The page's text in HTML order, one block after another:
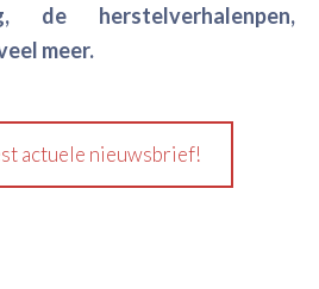
de herstelverhalenpen,
meer.
actuele nieuwsbrief!